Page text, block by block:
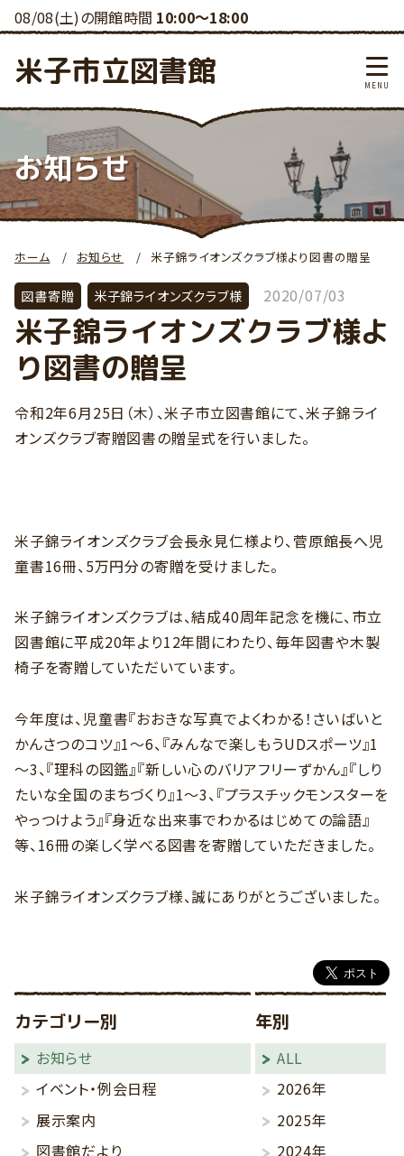
08/08(土)の開館時間 10:00～18:00
米子市立図書館
お知らせ
ホーム お知らせ 米子錦ライオンズクラブ様より図書の贈呈
図書寄贈 米子錦ライオンズクラブ様 2020/07/03
米子錦ライオンズクラブ様よ
り図書の贈呈
令和2年6月25日（木）、米子市立図書館にて、米子錦ライ
オンズクラブ寄贈図書の贈呈式を行いました。
米子錦ライオンズクラブ会長永見仁様より、菅原館長へ児
童書16冊、5万円分の寄贈を受けました。
米子錦ライオンズクラブは、結成40周年記念を機に、市立
図書館に平成20年より12年間にわたり、毎年図書や木製
椅子を寄贈していただいています。
今年度は、児童書『おおきな写真でよくわかる！さいばいと
かんさつのコツ』1～6、『みんなで楽しもうUDスポーツ』1
～3、『理科の図鑑』『新しい心のバリアフリーずかん』『しり
たいな全国のまちづくり』1～3、『プラスチックモンスターを
やっつけよう』『身近な出来事でわかるはじめての論語』
等、16冊の楽しく学べる図書を寄贈していただきました。
米子錦ライオンズクラブ様、誠にありがとうございました。
カテゴリー別
お知らせ
イベント・例会日程
展示案内
図書館だより
年別
ALL
2026年
2025年
2024年